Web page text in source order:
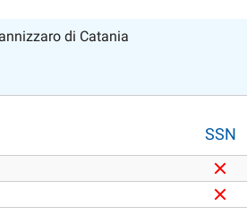
di Catania
SSN